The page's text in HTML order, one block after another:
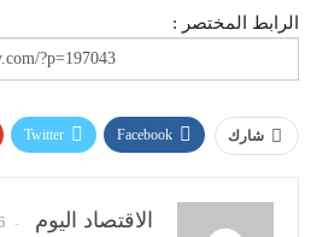
الرابط المختصر :
شارك Facebook
Twitter
الاقتصاد اليوم